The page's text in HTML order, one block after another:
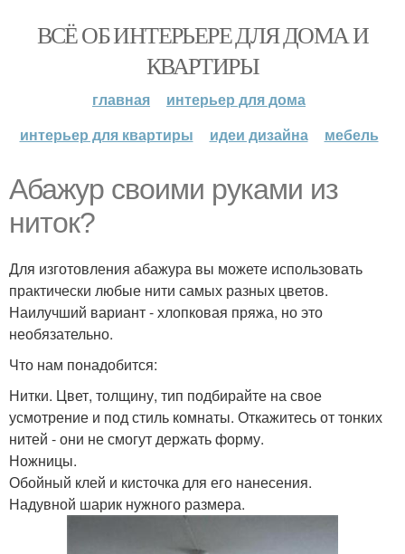
ВСЁ ОБ ИНТЕРЬЕРЕ ДЛЯ ДОМА И
КВАРТИРЫ
главная
интерьер для дома
интерьер для квартиры
идеи дизайна мебель
Абажур своими руками из
ниток?
Для изготовления абажура вы можете использовать
практически любые нити самых разных цветов.
Наилучший вариант - хлопковая пряжа, но это
необязательно.
Что нам понадобится:
Нитки. Цвет, толщину, тип подбирайте на свое
усмотрение и под стиль комнаты. Откажитесь от тонких
нитей - они не смогут держать форму.
Ножницы.
Обойный клей и кисточка для его нанесения.
Надувной шарик нужного размера.